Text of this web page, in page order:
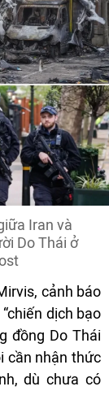
Iran và
Do Thái ở
cảnh báo
dịch bạo
đồng Do Thái
cần nhận thức
dù chưa có